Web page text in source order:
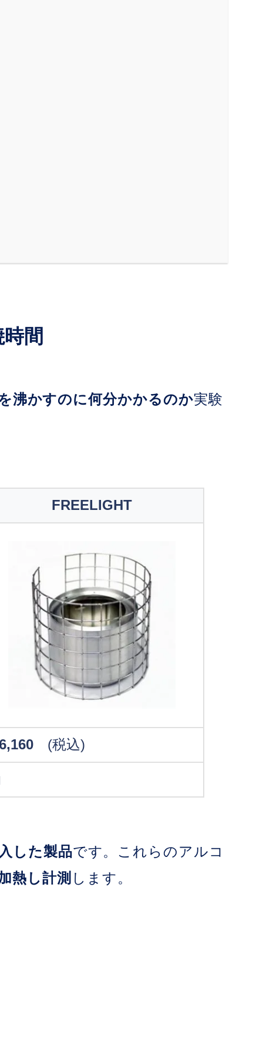
間
沸かすのに何分かかるのか実験
FREELIGHT
(税込)
した製品です。これらのアルコ
熱し計測 します。